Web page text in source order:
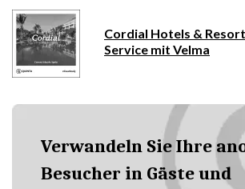
Cordial Hotels &
Service mit Velma
Verwandeln Sie Ihre
Besucher in Gäste und